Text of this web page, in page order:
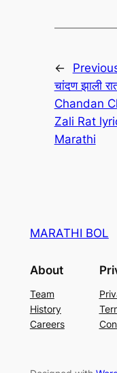
←
चांदण झाली
Chandan
Zali Rat
Marathi
MARATHI BOL
About
Team
History
Careers